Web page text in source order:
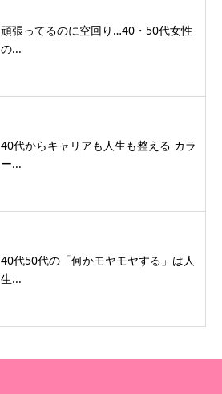
頑張ってるのに空回り…40・50代女性
の...
40代からキャリアも人生も整える カラ
ー...
40代50代の「何かモヤモヤする」は人
生...